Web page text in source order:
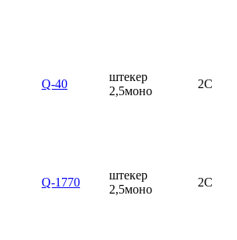
Q-40
штекер
2,5моно
2C
Q-1770
штекер
2,5моно
2C